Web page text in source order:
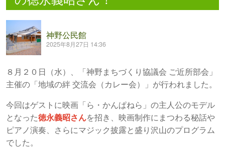
神野公民館
2025年8月27日 14:36
８月２０日（水）、「神野まちづくり協議会 ご近所部会」
主催の「地域の絆 交流会（カレー会）」が行われました。
今回はゲストに映画「ら・かんぱねら」の主人公のモデル
となった徳永義昭さんを招き、映画制作にまつわる秘話や
ピアノ演奏、さらにマジック披露と盛り沢山のプログラム
でした。